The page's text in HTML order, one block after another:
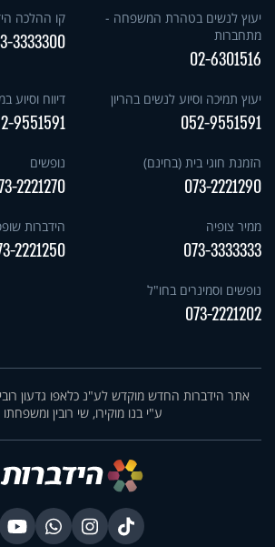
יעוץ לנשים בטהרת המשפחה -
מתחברות
02-6301516
קו ההלכה
3333300
יעוץ תמיכה וסיוע לנשים בהריון
052-9551591
דיווח וסיוע
9551591
הזמנת חוגי בית (בחינם)
073-2221290
נופשים
2221270
ממיר צופיה
073-3333333
הידברות
2221250
נופשים וסמינרים בחו"ל
073-2221202
אתר הידברות החדש מוקדש לע"נ כלאפו גדעון
ע"י בנו מוקירו, שי רובין ומשפחתו